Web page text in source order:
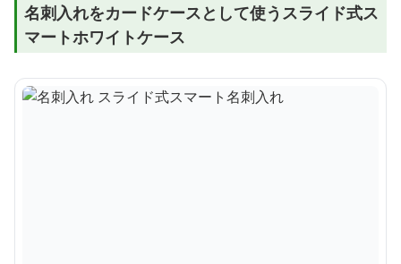
名刺入れをカードケースとして使うスライド式ス
マートホワイトケース